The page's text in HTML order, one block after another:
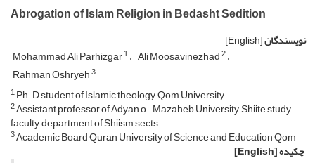
Abrogation of Islam Religion in Bedasht Sedition
نویسندگان[English]
Mohammad Ali Parhizgar1 Ali Moosavinezhad2
Rahman Oshryeh3
1Ph. D student of Islamic theology, Qom University
2Assistant professor of Adyan o- Mazaheb University, Shiite study
faculty, department of Shiism sects
3Academic Board Quran University of Science and Education Qom
چکیده[English]